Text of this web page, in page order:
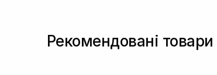
Рекомендовані товари